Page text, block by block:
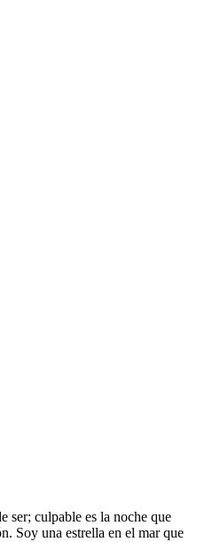
ser; culpable es la noche que
Soy una estrella en el mar que